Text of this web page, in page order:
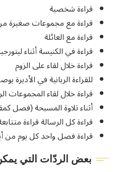
قراءة شخصية
قراءة مع مجموعات صغيرة
قراءة مع العائلة
قراءة في الكنيسة أثناء
قراءة خلال لقاء على الزوم
للقراءة الربانية في
قراءة خلال لقاء المجموعات
أثناء تلاوة المسبحة (فصل
قراءة كل الرسالة قراءة
قراءة فصل واحد كل يوم من
بعض الردّات التي